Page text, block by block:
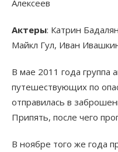
Алексеев
Актеры: Катрин
Майкл Гул, Иван
В мае 2011 года группа
путешествующих по
отправилась в
Припять, после чего
В ноябре того же года